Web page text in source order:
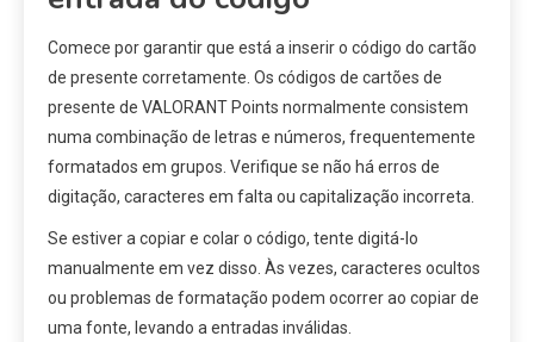
Comece por garantir que está a inserir o código do cartão
de presente corretamente. Os códigos de cartões de
presente de VALORANT Points normalmente consistem
numa combinação de letras e números, frequentemente
formatados em grupos. Verifique se não há erros de
digitação, caracteres em falta ou capitalização incorreta.
Se estiver a copiar e colar o código, tente digitá-lo
manualmente em vez disso. Às vezes, caracteres ocultos
ou problemas de formatação podem ocorrer ao copiar de
uma fonte, levando a entradas inválidas.